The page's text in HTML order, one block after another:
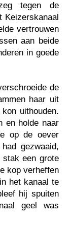
tegen de
Keizerskanaal
vertrouwen
aan beide
in goede
de
haar uit
uithouden.
en holde naar
op de oever
gezwaaid,
een grote
kop verheffen
het kanaal te
hij spuiten
geel was